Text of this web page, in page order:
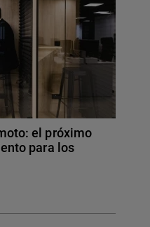
el próximo
para los